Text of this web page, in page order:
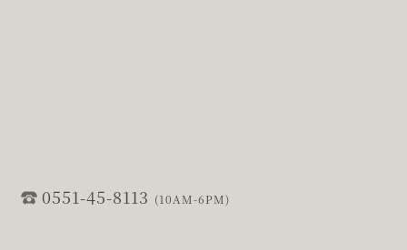
0551-45-8113 (10AM-6PM)